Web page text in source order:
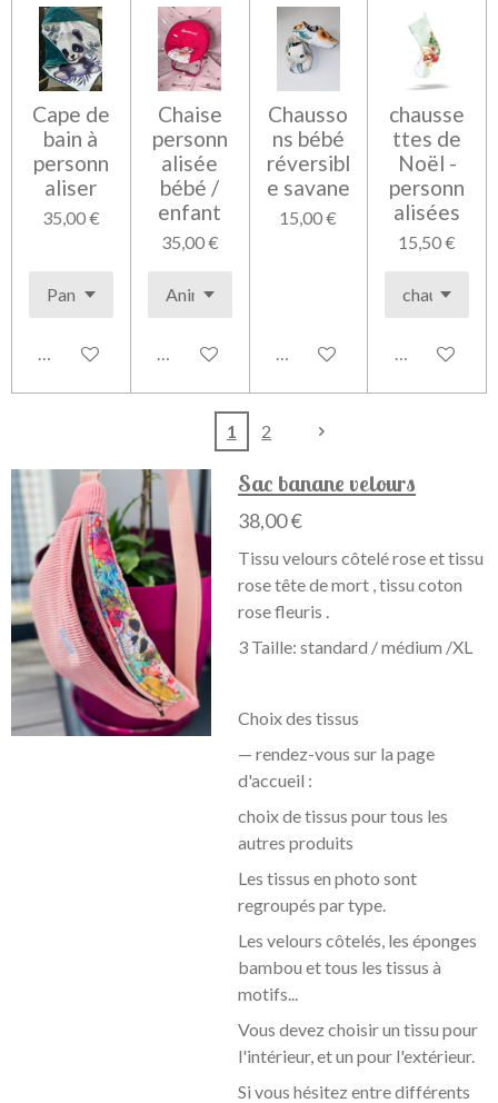
Cape de
bain à
personn
aliser
35,00 €
Voir les détails
Chaise
personn
alisée
bébé /
enfant
35,00 €
Voir les détails
Chausso
ns bébé
réversibl
e savane
15,00 €
Voir les détails
chausse
ttes de
Noël -
personn
alisées
15,50 €
Voir les
1 2
Sac banane velours
38,00 €
Tissu velours côtelé rose et tissu
rose tête de mort , tissu coton
rose fleuris .
3 Taille: standard / médium /XL
Choix des tissus
— rendez-vous sur la page
d'accueil :
choix de tissus pour tous les
autres produits
Les tissus en photo sont
regroupés par type.
Les velours côtelés, les éponges
bambou et tous les tissus à
motifs...
Vous devez choisir un tissu pour
l'intérieur, et un pour l'extérieur.
Si vous hésitez entre différents